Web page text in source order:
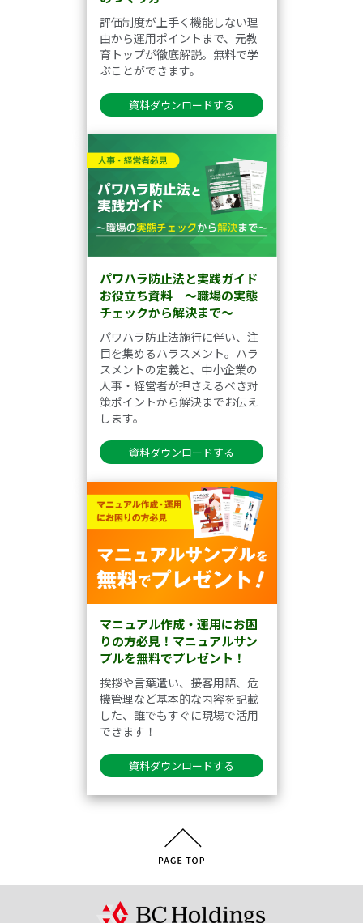
評価制度が上手く機能しない理
由から運用ポイントまで、元教
育トップが徹底解説。無料で学
ぶことができます。
資料ダウンロードする
パワハラ防止法と実践ガイド
お役立ち資料 ～職場の実態
チェックから解決まで～
パワハラ防止法施行に伴い、注
目を集めるハラスメント。ハラ
スメントの定義と、中小企業の
人事・経営者が押さえるべき対
策ポイントから解決までお伝え
します。
資料ダウンロードする
マニュアル作成・運用にお困
りの方必見！マニュアルサン
プルを無料でプレゼント！
挨拶や言葉遣い、接客用語、危
機管理など基本的な内容を記載
した、誰でもすぐに現場で活用
できます！
資料ダウンロードする